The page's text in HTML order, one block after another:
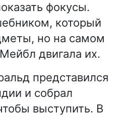
фокусы.
который
но на самом
двигала их.
представился
и собрал
выступить. В